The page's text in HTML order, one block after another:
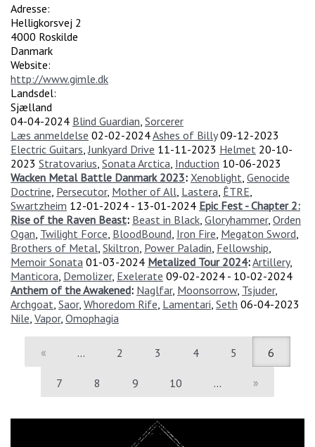
Adresse:
Helligkorsvej 2
4000 Roskilde
Danmark
Website:
http://www.gimle.dk
Landsdel:
Sjælland
04-04-2024 Blind Guardian Sorcerer
Læs anmeldelse 02-02-2024Ashes of Billy 09-12-2023
Electric Guitars Junkyard Drive 11-11-2023 Helmet 20-10-
2023 Stratovarius Sonata Arctica Induction 10-06-2023
Wacken Metal Battle Danmark 2023: Xenoblight Genocide
Doctrine Persecutor, Mother of All Lastera ÊTRE
Swartzheim 12-01-2024 - 13-01-2024 Epic Fest - Chapter 2:
Rise of the Raven Beast: Beast in Black Gloryhammer, Orden
Ogan Twilight Force BloodBound Iron Fire Megaton Sword
Brothers of Metal Skiltron Power Paladin Fellowship
Memoir Sonata 01-03-2024 Metalized Tour 2024:Artillery,
Manticora Demolizer, Exelerate 09-02-2024 - 10-02-2024
Anthem of the Awakened: Naglfar, Moonsorrow, Tsjuder,
Archgoat Saor, Whoredom Rife Lamentari Seth 06-04-2023
Nile Vapor, Omophagia
« … 2 3 4 5 6
7 8 9 10 … »